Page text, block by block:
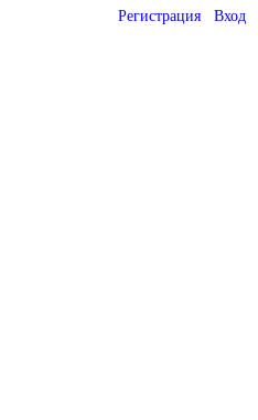
Регистрация Вход